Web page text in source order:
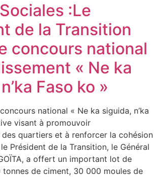
:Le
de la Transition
concours national
« Ne ka
Faso ko »
national « Ne ka siguida, n’ka
visant à promouvoir
des quartiers et à renforcer la cohésion
Président de la Transition, le Général
a offert un important lot de
tonnes de ciment, 30 000 moules de